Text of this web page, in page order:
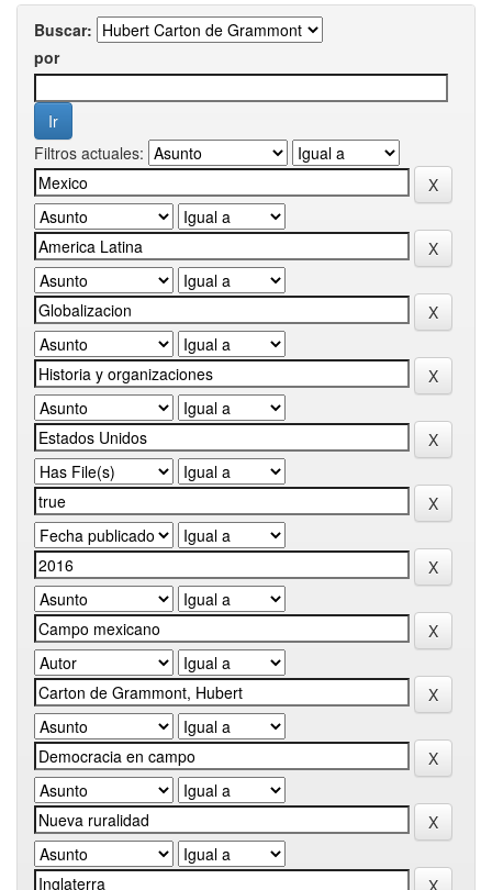
Buscar:
por
Filtros actuales: